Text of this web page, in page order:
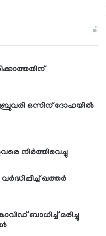
ഒന്നിന് ദോഹയില്‍
നിര്‍ത്തിവെച്ചു
ഖത്തര്‍
ബാധിച്ച് മരിച്ചു